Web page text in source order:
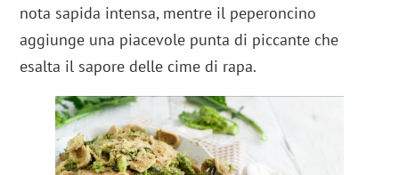
nota sapida intensa, mentre il peperoncino
aggiunge una piacevole punta di piccante che
esalta il sapore delle cime di rapa.